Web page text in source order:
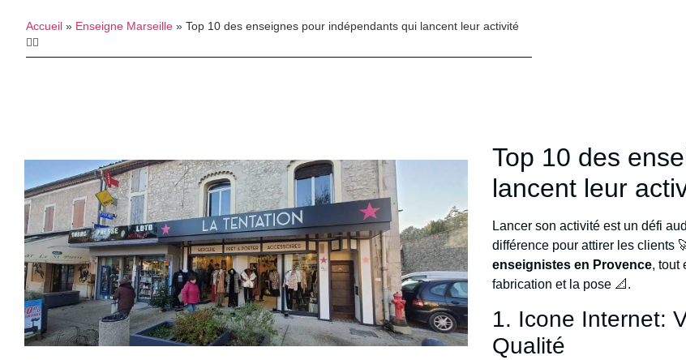
Accueil » Enseigne Marseille » Top 10 des enseignes pour indépendants qui lancent leur activité
🙋‍♂️
Top 10 des
lancent leur
Lancer son activité est un défi
différence pour attirer les clients
enseignistes en Provence, tout
fabrication et la pose 📐.
1. Icone Internet:
Qualité